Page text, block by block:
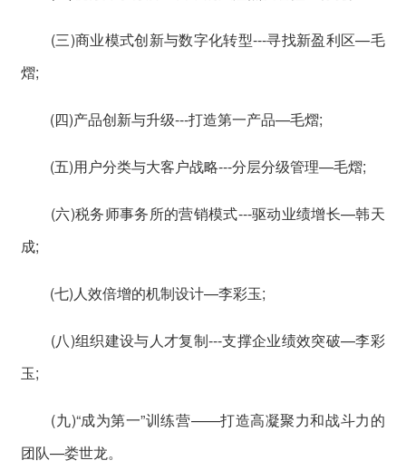
(三)商业模式创新与数字化转型---寻找新盈利区—毛
熠;
(四)产品创新与升级---打造第一产品—毛熠;
(五)用户分类与大客户战略---分层分级管理—毛熠;
(六)税务师事务所的营销模式---驱动业绩增长—韩天
成;
(七)人效倍增的机制设计—李彩玉;
(八)组织建设与人才复制---支撑企业绩效突破—李彩
玉;
(九)“成为第一”训练营——打造高凝聚力和战斗力的
团队—娄世龙。